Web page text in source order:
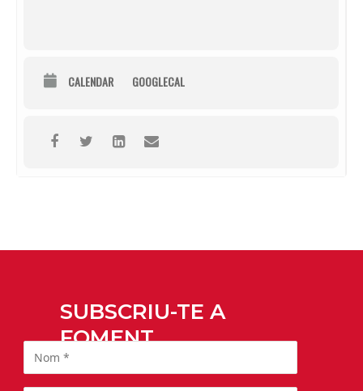
CALENDAR GOOGLECAL
SUBSCRIU-TE A
FOMENT